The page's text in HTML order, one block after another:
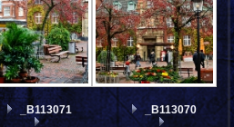
_B113071
_B113070